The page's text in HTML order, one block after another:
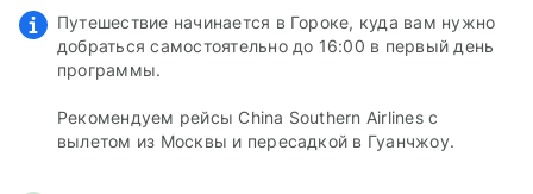
Путешествие начинается в Гороке, куда вам нужно
добраться самостоятельно до 16:00 в первый день
программы.
Рекомендуем рейсы China Southern Airlines с
вылетом из Москвы и пересадкой в Гуанчжоу.